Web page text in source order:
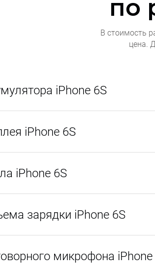
по
В стоимость
цена.
iPhone 6S
iPhone 6S
iPhone 6S
зарядки iPhone 6S
микрофона iPhone